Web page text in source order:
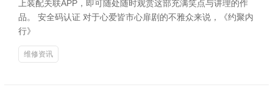
上装配关联APP，即可随处随时观赏这部充满笑点与讲理的作
品。 安全码认证 对于心爱皆市心扉剧的不雅众来说，《约聚内
行》
维修资讯